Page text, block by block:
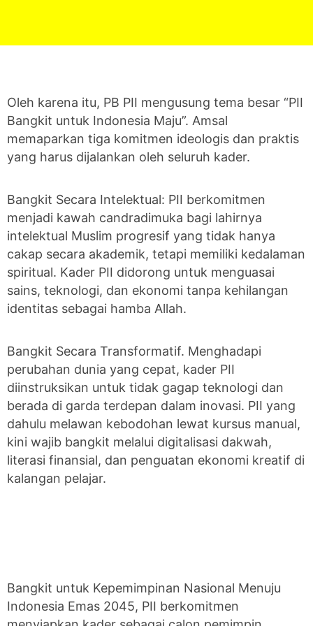
Oleh karena itu, PB PII mengusung tema besar “PII
Bangkit untuk Indonesia Maju”. Amsal
memaparkan tiga komitmen ideologis dan praktis
yang harus dijalankan oleh seluruh kader.
Bangkit Secara Intelektual: PII berkomitmen
menjadi kawah candradimuka bagi lahirnya
intelektual Muslim progresif yang tidak hanya
cakap secara akademik, tetapi memiliki kedalaman
spiritual. Kader PII didorong untuk menguasai
sains, teknologi, dan ekonomi tanpa kehilangan
identitas sebagai hamba Allah.
Bangkit Secara Transformatif. Menghadapi
perubahan dunia yang cepat, kader PII
diinstruksikan untuk tidak gagap teknologi dan
berada di garda terdepan dalam inovasi. PII yang
dahulu melawan kebodohan lewat kursus manual,
kini wajib bangkit melalui digitalisasi dakwah,
literasi finansial, dan penguatan ekonomi kreatif di
kalangan pelajar.
Bangkit untuk Kepemimpinan Nasional Menuju
Indonesia Emas 2045, PII berkomitmen